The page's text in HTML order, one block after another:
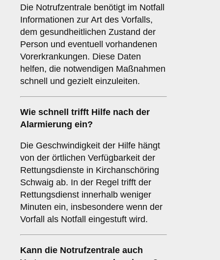
Die Notrufzentrale benötigt im Notfall
Informationen zur Art des Vorfalls,
dem gesundheitlichen Zustand der
Person und eventuell vorhandenen
Vorerkrankungen. Diese Daten
helfen, die notwendigen Maßnahmen
schnell und gezielt einzuleiten.
Wie schnell trifft Hilfe nach der
Alarmierung ein?
Die Geschwindigkeit der Hilfe hängt
von der örtlichen Verfügbarkeit der
Rettungsdienste in Kirchanschöring
Schwaig ab. In der Regel trifft der
Rettungsdienst innerhalb weniger
Minuten ein, insbesondere wenn der
Vorfall als Notfall eingestuft wird.
Kann die Notrufzentrale auch